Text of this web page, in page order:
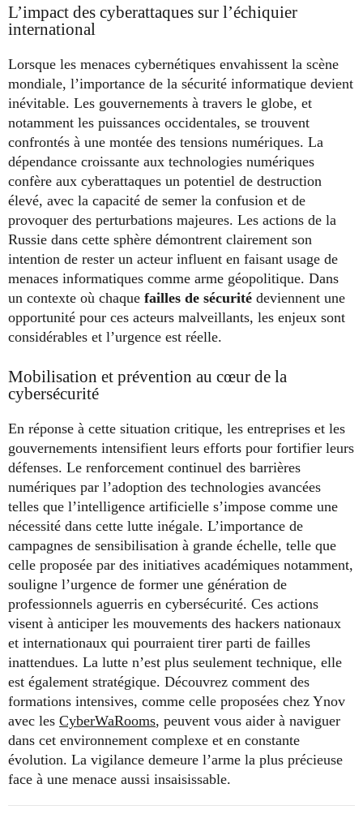
L’impact des cyberattaques sur l’échiquier
international
Lorsque les menaces cybernétiques envahissent la scène
mondiale, l’importance de la sécurité informatique devient
inévitable. Les gouvernements à travers le globe, et
notamment les puissances occidentales, se trouvent
confrontés à une montée des tensions numériques. La
dépendance croissante aux technologies numériques
confère aux cyberattaques un potentiel de destruction
élevé, avec la capacité de semer la confusion et de
provoquer des perturbations majeures. Les actions de la
Russie dans cette sphère démontrent clairement son
intention de rester un acteur influent en faisant usage de
menaces informatiques comme arme géopolitique. Dans
un contexte où chaque failles de sécurité deviennent une
opportunité pour ces acteurs malveillants, les enjeux sont
considérables et l’urgence est réelle.
Mobilisation et prévention au cœur de la
cybersécurité
En réponse à cette situation critique, les entreprises et les
gouvernements intensifient leurs efforts pour fortifier leurs
défenses. Le renforcement continuel des barrières
numériques par l’adoption des technologies avancées
telles que l’intelligence artificielle s’impose comme une
nécessité dans cette lutte inégale. L’importance de
campagnes de sensibilisation à grande échelle, telle que
celle proposée par des initiatives académiques notamment,
souligne l’urgence de former une génération de
professionnels aguerris en cybersécurité. Ces actions
visent à anticiper les mouvements des hackers nationaux
et internationaux qui pourraient tirer parti de failles
inattendues. La lutte n’est plus seulement technique, elle
est également stratégique. Découvrez comment des
formations intensives, comme celle proposées chez Ynov
avec les CyberWaRooms, peuvent vous aider à naviguer
dans cet environnement complexe et en constante
évolution. La vigilance demeure l’arme la plus précieuse
face à une menace aussi insaisissable.